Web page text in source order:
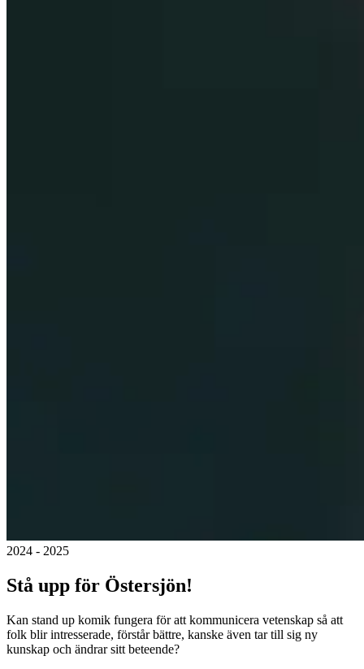
2024 - 2025
Stå upp för Östersjön!
Kan stand up komik fungera för att kommunicera vetenskap så att
folk blir intresserade, förstår bättre, kanske även tar till sig ny
kunskap och ändrar sitt beteende?